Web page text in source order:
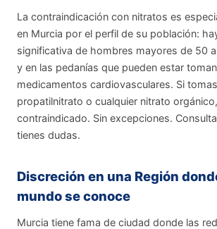
La contraindicación con nitratos es
en Murcia por el perfil de su población:
significativa de hombres mayores de 50
y en las pedanías que pueden estar
medicamentos cardiovasculares. Si
propatilnitrato o cualquier nitrato
contraindicado. Sin excepciones.
tienes dudas.
Discreción en una Región
mundo se conoce
Murcia tiene fama de ciudad donde las